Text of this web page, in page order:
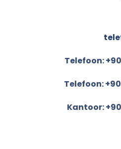
Telefoon:
Telefoon:
Kantoor: +90